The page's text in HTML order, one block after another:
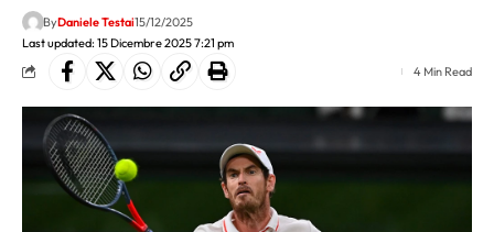
Last updated: 15 Dicembre 2025 7:21 pm
ByDaniele Testai15/12/2025
4 Min Read